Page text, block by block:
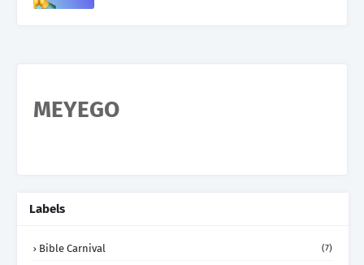
MEYEGO
Labels
Bible Carnival (7)